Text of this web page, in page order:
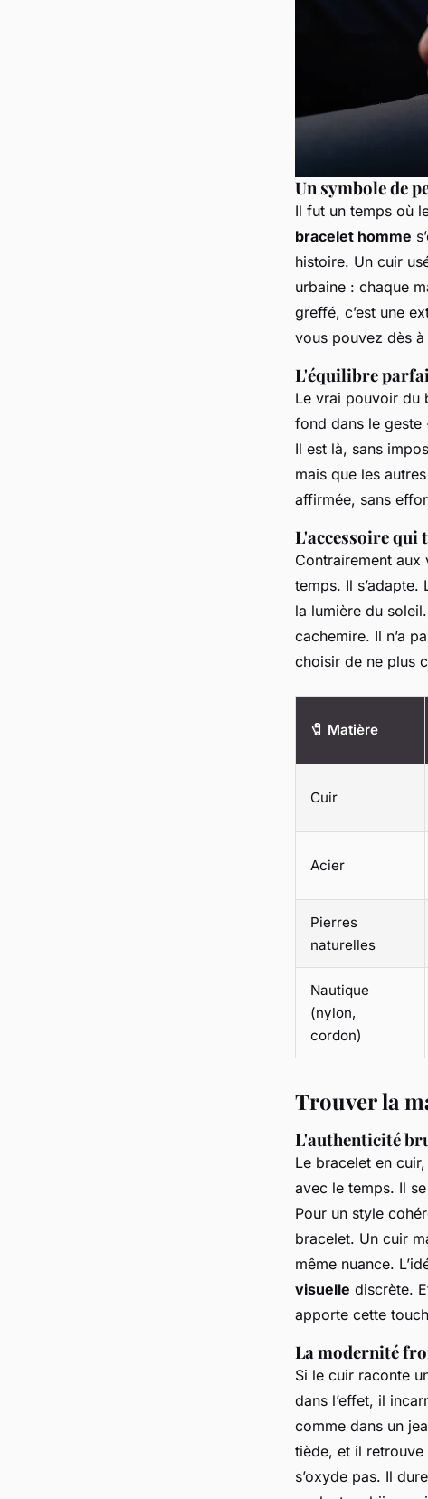
Un symbole de
Il fut un temps où
bracelet homme
histoire. Un cuir
urbaine : chaque
greffé, c’est une
vous pouvez dès à
L'équilibre
Le vrai pouvoir du
fond dans le geste
Il est là, sans
mais que les
affirmée, sans
L'accessoire qui
Contrairement aux
temps. Il s’adapte.
la lumière du
cachemire. Il n’a
choisir de ne plus
🧷 Matière
Cuir
Acier
Pierres
naturelles
Nautique
(nylon,
cordon)
Trouver la
L'authenticité
Le bracelet en
avec le temps. Il
Pour un style
bracelet. Un cuir
même nuance.
visuelle discrète.
apporte cette
La modernité
Si le cuir raconte
dans l’effet, il
comme dans un
tiède, et il retrouve
s’oxyde pas. Il